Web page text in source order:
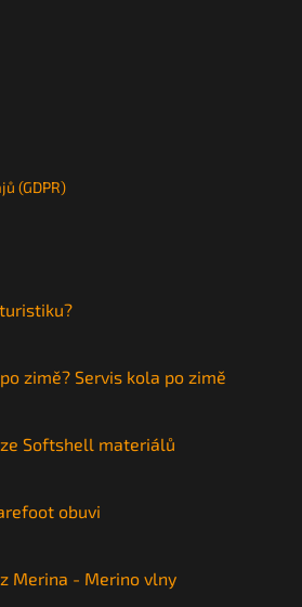
(GDPR)
zimě? Servis kola po zimě
Softshell materiálů
obuvi
Merina - Merino vlny